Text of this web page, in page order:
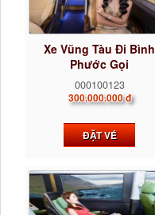
Xe Vũng Tàu Đi Bình
Phước Gọi
0922242225...
000100123
300.000.000 đ
ĐẶT VÉ